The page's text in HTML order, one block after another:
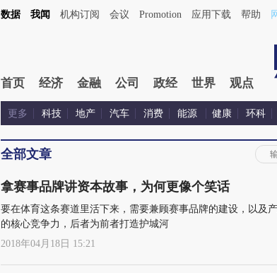
数据 我闻 机构订阅 会议 Promotion 应用下载 帮助
首页 经济 金融 公司 政经 世界 观点
更多 科技 地产 汽车 消费 能源 健康 环科
全部文章
拿赛事品牌讲资本故事，为何更像个笑话
要在体育这条赛道里活下来，需要兼顾赛事品牌的建设，以及
的核心竞争力，后者为前者打造护城河
2018年04月18日 15:21